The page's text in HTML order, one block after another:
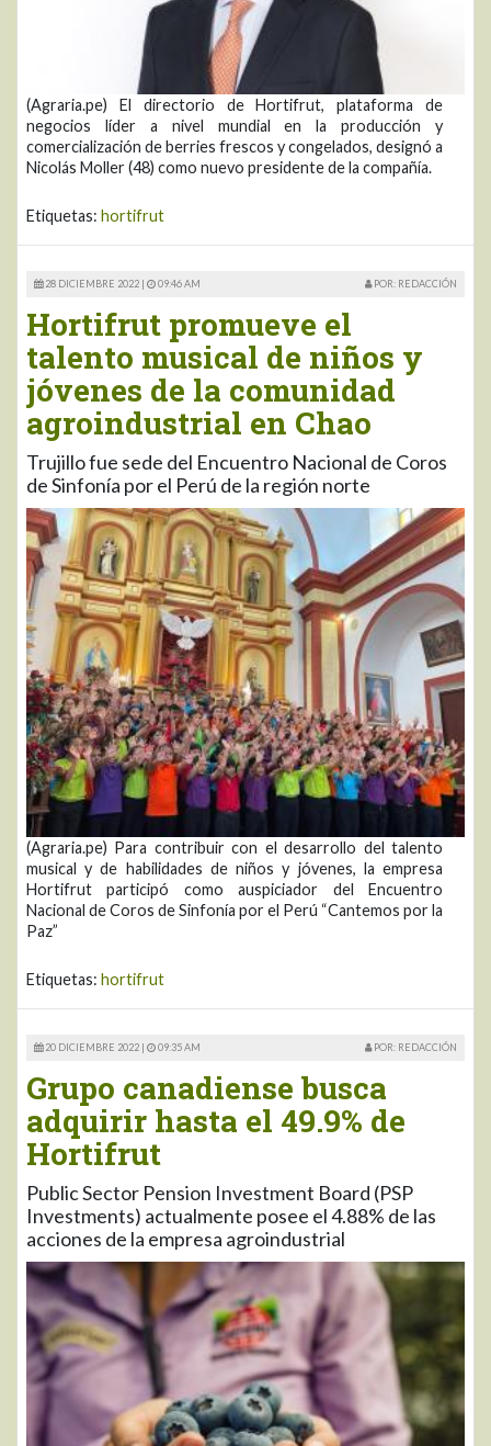
(Agraria.pe) El directorio de Hortifrut, plataforma de
negocios líder a nivel mundial en la producción y
comercialización de berries frescos y congelados, designó a
Nicolás Moller (48) como nuevo presidente de la compañía.
Etiquetas: hortifrut
28 DICIEMBRE 2022 | 09:46 AM POR: REDACCIÓN
Hortifrut promueve el
talento musical de niños y
jóvenes de la comunidad
agroindustrial en Chao
Trujillo fue sede del Encuentro Nacional de Coros
de Sinfonía por el Perú de la región norte
(Agraria.pe) Para contribuir con el desarrollo del talento
musical y de habilidades de niños y jóvenes, la empresa
Hortifrut participó como auspiciador del Encuentro
Nacional de Coros de Sinfonía por el Perú “Cantemos por la
Paz”
Etiquetas: hortifrut
20 DICIEMBRE 2022 | 09:35 AM POR: REDACCIÓN
Grupo canadiense busca
adquirir hasta el 49.9% de
Hortifrut
Public Sector Pension Investment Board (PSP
Investments) actualmente posee el 4.88% de las
acciones de la empresa agroindustrial